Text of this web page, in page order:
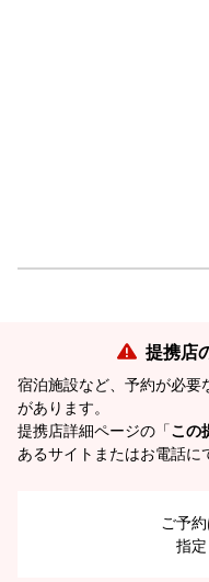
提携店
宿泊施設など、予約が必要
があります。
提携店詳細ページの「この
あるサイトまたはお電話に
ご予
指定